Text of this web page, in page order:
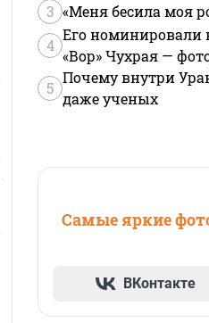
3 «Меня бесила моя
4
Его номинировали
«Вор» Чухрая —
5
Почему внутри
даже ученых
Самые яркие
ВКонтакте